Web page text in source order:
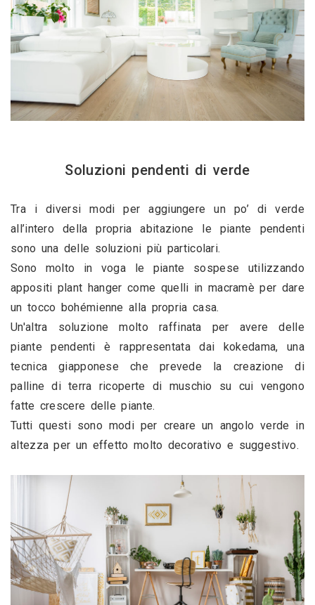
Soluzioni pendenti di verde
Tra i diversi modi per aggiungere un po’ di verde
all’intero della propria abitazione le piante pendenti
sono una delle soluzioni più particolari.
Sono molto in voga le piante sospese utilizzando
appositi plant hanger come quelli in macramè per dare
un tocco bohémienne alla propria casa.
Un'altra soluzione molto raffinata per avere delle
piante pendenti è rappresentata dai kokedama, una
tecnica giapponese che prevede la creazione di
palline di terra ricoperte di muschio su cui vengono
fatte crescere delle piante.
Tutti questi sono modi per creare un angolo verde in
altezza per un effetto molto decorativo e suggestivo.